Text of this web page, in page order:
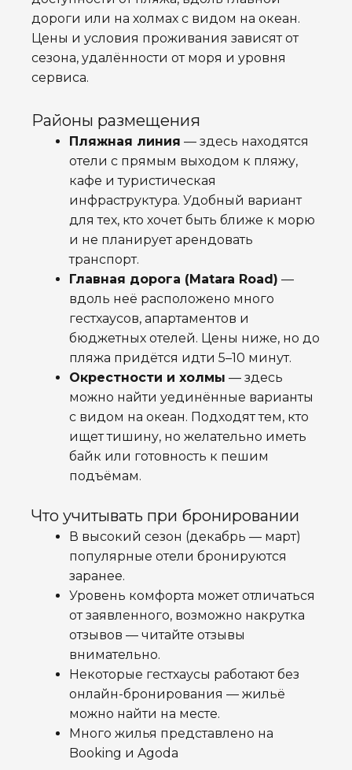
дороги или на холмах с видом на океан.
Цены и условия проживания зависят от
сезона, удалённости от моря и уровня
сервиса.
Районы размещения
Пляжная линия — здесь находятся
отели с прямым выходом к пляжу,
кафе и туристическая
инфраструктура. Удобный вариант
для тех, кто хочет быть ближе к морю
и не планирует арендовать
транспорт.
Главная дорога (Matara Road) —
вдоль неё расположено много
гестхаусов, апартаментов и
бюджетных отелей. Цены ниже, но до
пляжа придётся идти 5–10 минут.
Окрестности и холмы — здесь
можно найти уединённые варианты
с видом на океан. Подходят тем, кто
ищет тишину, но желательно иметь
байк или готовность к пешим
подъёмам.
Что учитывать при бронировании
В высокий сезон (декабрь — март)
популярные отели бронируются
заранее.
Уровень комфорта может отличаться
от заявленного, возможно накрутка
отзывов — читайте отзывы
внимательно.
Некоторые гестхаусы работают без
онлайн-бронирования — жильё
можно найти на месте.
Много жилья представлено на
Booking и Agoda